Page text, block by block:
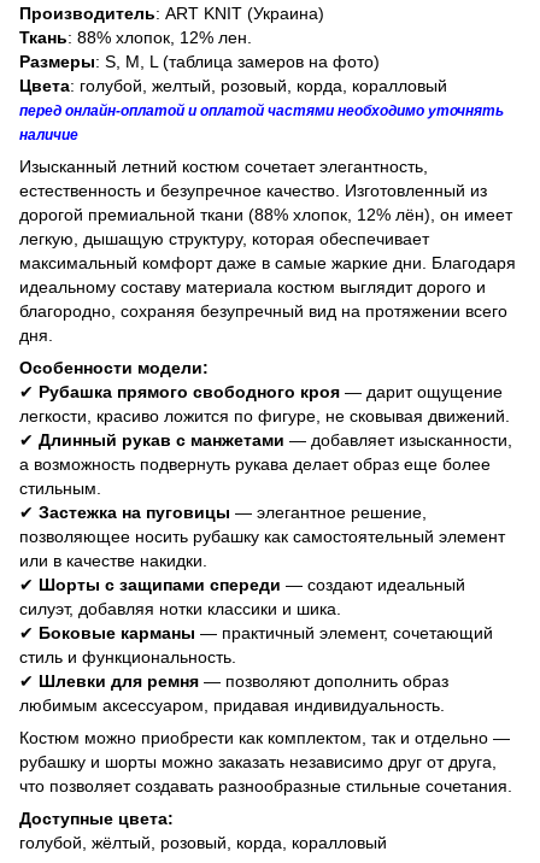
Производитель: ART KNIT (Украина)
Ткань: 88% хлопок, 12% лен.
Размеры: S, M, L (таблица замеров на фото)
Цвета: голубой, желтый, розовый, корда, коралловый
перед онлайн-оплатой и оплатой частями необходимо уточнять
наличие
Изысканный летний костюм сочетает элегантность,
естественность и безупречное качество. Изготовленный из
дорогой премиальной ткани (88% хлопок, 12% лён), он имеет
легкую, дышащую структуру, которая обеспечивает
максимальный комфорт даже в самые жаркие дни. Благодаря
идеальному составу материала костюм выглядит дорого и
благородно, сохраняя безупречный вид на протяжении всего
дня.
Особенности модели:
✔ Рубашка прямого свободного кроя — дарит ощущение
легкости, красиво ложится по фигуре, не сковывая движений.
✔ Длинный рукав с манжетами — добавляет изысканности,
а возможность подвернуть рукава делает образ еще более
стильным.
✔ Застежка на пуговицы — элегантное решение,
позволяющее носить рубашку как самостоятельный элемент
или в качестве накидки.
✔ Шорты с защипами спереди — создают идеальный
силуэт, добавляя нотки классики и шика.
✔ Боковые карманы — практичный элемент, сочетающий
стиль и функциональность.
✔ Шлевки для ремня — позволяют дополнить образ
любимым аксессуаром, придавая индивидуальность.
Костюм можно приобрести как комплектом, так и отдельно —
рубашку и шорты можно заказать независимо друг от друга,
что позволяет создавать разнообразные стильные сочетания.
Доступные цвета:
голубой, жёлтый, розовый, корда, коралловый